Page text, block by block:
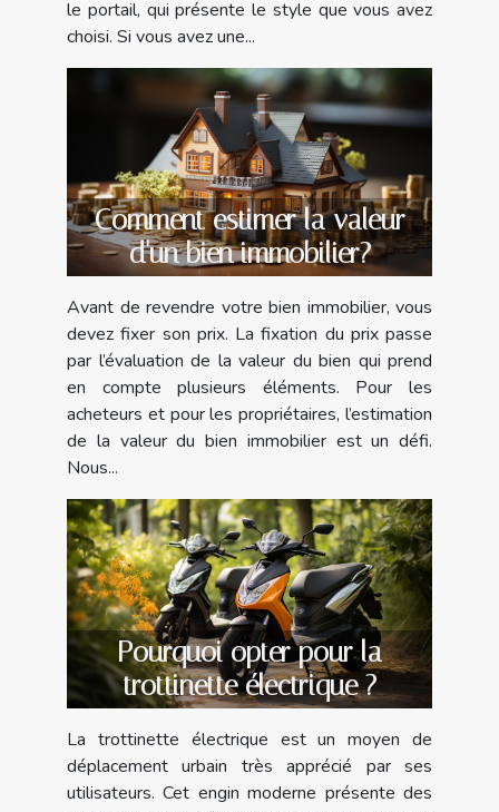
le portail, qui présente le style que vous avez
choisi. Si vous avez une...
Comment estimer la valeur
d'un bien immobilier?
Avant de revendre votre bien immobilier, vous
devez fixer son prix. La fixation du prix passe
par l’évaluation de la valeur du bien qui prend
en compte plusieurs éléments. Pour les
acheteurs et pour les propriétaires, l’estimation
de la valeur du bien immobilier est un défi.
Nous...
Pourquoi opter pour la
trottinette électrique ?
La trottinette électrique est un moyen de
déplacement urbain très apprécié par ses
utilisateurs. Cet engin moderne présente des